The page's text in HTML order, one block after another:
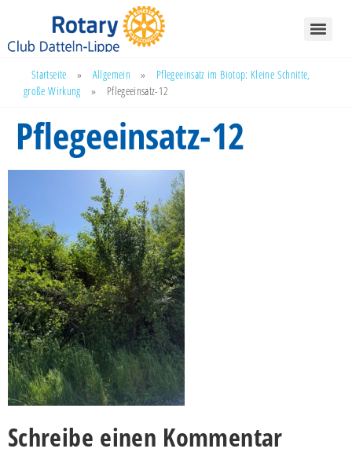
Startseite » Allgemein »
Pflegeeinsatz im Biotop: Kleine Schnitte,
große Wirkung
» Pflegeeinsatz-12
Pflegeeinsatz-12
Schreibe einen Kommentar